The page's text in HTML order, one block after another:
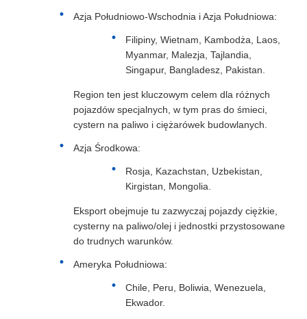
Azja Południowo-Wschodnia i Azja Południowa:
Filipiny, Wietnam, Kambodża, Laos,
Myanmar, Malezja, Tajlandia,
Singapur, Bangladesz, Pakistan.
Region ten jest kluczowym celem dla różnych
pojazdów specjalnych, w tym pras do śmieci,
cystern na paliwo i ciężarówek budowlanych.
Azja Środkowa:
Rosja, Kazachstan, Uzbekistan,
Kirgistan, Mongolia.
Eksport obejmuje tu zazwyczaj pojazdy ciężkie,
cysterny na paliwo/olej i jednostki przystosowane
do trudnych warunków.
Ameryka Południowa:
Chile, Peru, Boliwia, Wenezuela,
Ekwador.